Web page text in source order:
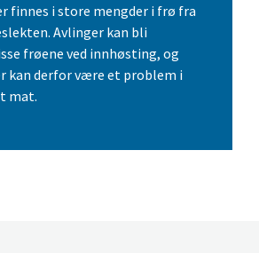
finnes i store mengder i frø fra
Avlinger kan bli
frøene ved innhøsting, og
kan derfor være et problem i
mat.